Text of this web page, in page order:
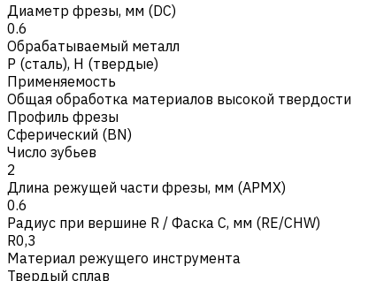
Диаметр фрезы, мм (DC)
0.6
Обрабатываемый металл
Р (сталь), H (твердые)
Применяемость
Общая обработка материалов высокой твердости
Профиль фрезы
Сферический (BN)
Число зубьев
2
Длина режущей части фрезы, мм (APMX)
0.6
Радиус при вершине R / Фаска C, мм (RE/CHW)
R0,3
Материал режущего инструмента
Твердый сплав